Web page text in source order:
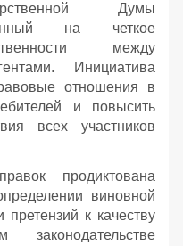
Думы
на четкое
между
Инициатива
отношения в
и повысить
всех участников
продиктована
виновной
к качеству